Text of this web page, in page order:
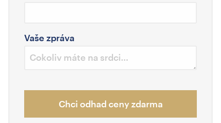
Vaše zpráva
Chci odhad ceny zdarma